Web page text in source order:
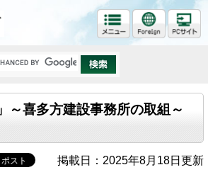
～喜多方建設事務所の取組～
掲載日：2025年8月18日更新